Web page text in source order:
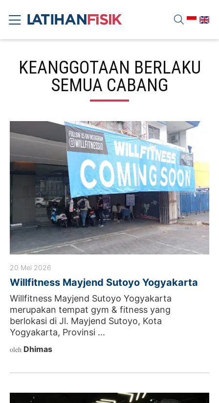
KEANGGOTAAN BERLAKU
SEMUA CABANG
20 Mei 2026
Willfitness Mayjend Sutoyo Yogyakarta
Willfitness Mayjend Sutoyo Yogyakarta
merupakan tempat gym & fitness yang
berlokasi di Jl. Mayjend Sutoyo, Kota
Yogyakarta, Provinsi ...
oleh Dhimas